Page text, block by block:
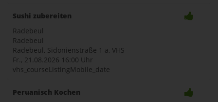
Sushi zubereiten
Radebeul
Radebeul
Radebeul, Sidonienstraße 1 a, VHS
Fr., 21.08.2026 16:00 Uhr
vhs_courseListingMobile_date
Peruanisch Kochen